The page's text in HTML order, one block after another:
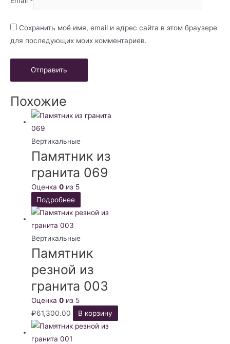
Сохранить моё имя, email и адрес сайта в этом браузере
для последующих моих комментариев.
Похожие
Вертикальные
Памятник из
гранита 069
Оценка0 из 5
Подробнее
Вертикальные
Памятник
резной из
гранита 003
Оценка0 из 5
₽61,300.00 В корзину